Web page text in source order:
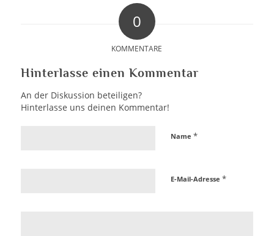
0
KOMMENTARE
Hinterlasse einen Kommentar
An der Diskussion beteiligen?
Hinterlasse uns deinen Kommentar!
Name *
E-Mail-Adresse *